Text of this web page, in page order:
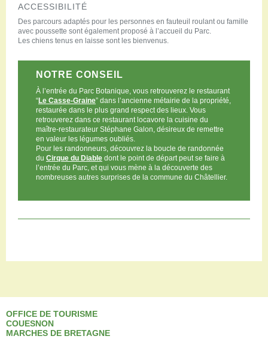
ACCESSIBILITÉ
Des parcours adaptés pour les personnes en fauteuil roulant ou famille
avec poussette sont également proposé à l’accueil du Parc.
Les chiens tenus en laisse sont les bienvenus.
NOTRE CONSEIL
À l’entrée du Parc Botanique, vous retrouverez le restaurant
“Le Casse-Graine” dans l’ancienne métairie de la propriété,
restaurée dans le plus grand respect des lieux. Vous
retrouverez dans ce restaurant locavore la cuisine du
maître-restaurateur Stéphane Galon, désireux de remettre
en valeur les légumes oubliés.
Pour les randonneurs, découvrez la boucle de randonnée
du Cirque du Diable dont le point de départ peut se faire à
l’entrée du Parc, et qui vous mène à la découverte des
nombreuses autres surprises de la commune du Châtellier.
OFFICE DE TOURISME
COUESNON
MARCHES DE BRETAGNE